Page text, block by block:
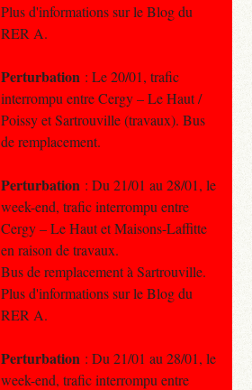
Plus d'informations sur le Blog du
RER A.
Perturbation : Le 20/01, trafic
interrompu entre Cergy – Le Haut /
Poissy et Sartrouville (travaux). Bus
de remplacement.
Perturbation : Du 21/01 au 28/01, le
week-end, trafic interrompu entre
Cergy – Le Haut et Maisons-Laffitte
en raison de travaux.
Bus de remplacement à Sartrouville.
Plus d'informations sur le Blog du
RER A.
Perturbation : Du 21/01 au 28/01, le
week-end, trafic interrompu entre